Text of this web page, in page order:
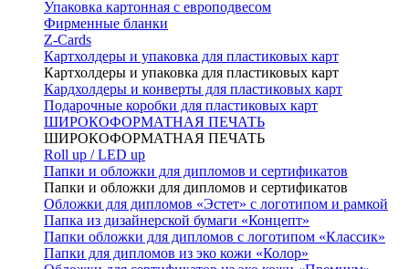
Упаковка картонная с европодвесом
Фирменные бланки
Z-Cards
Картхолдеры и упаковка для пластиковых карт
Картхолдеры и упаковка для пластиковых карт
Кардхолдеры и конверты для пластиковых карт
Подарочные коробки для пластиковых карт
ШИРОКОФОРМАТНАЯ ПЕЧАТЬ
ШИРОКОФОРМАТНАЯ ПЕЧАТЬ
Roll up / LED up
Папки и обложки для дипломов и сертификатов
Папки и обложки для дипломов и сертификатов
Обложки для дипломов «Эстет» с логотипом и рамкой
Папка из дизайнерской бумаги «Концепт»
Папки обложки для дипломов с логотипом «Классик»
Папки для дипломов из эко кожи «Колор»